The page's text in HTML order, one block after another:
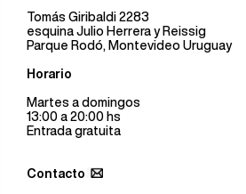
Tomás Giribaldi 2283
esquina Julio Herrera y Reissig
Parque Rodó, Montevideo Uruguay
Horario
Martes a domingos
13:00 a 20:00 hs
Entrada gratuita
Contacto